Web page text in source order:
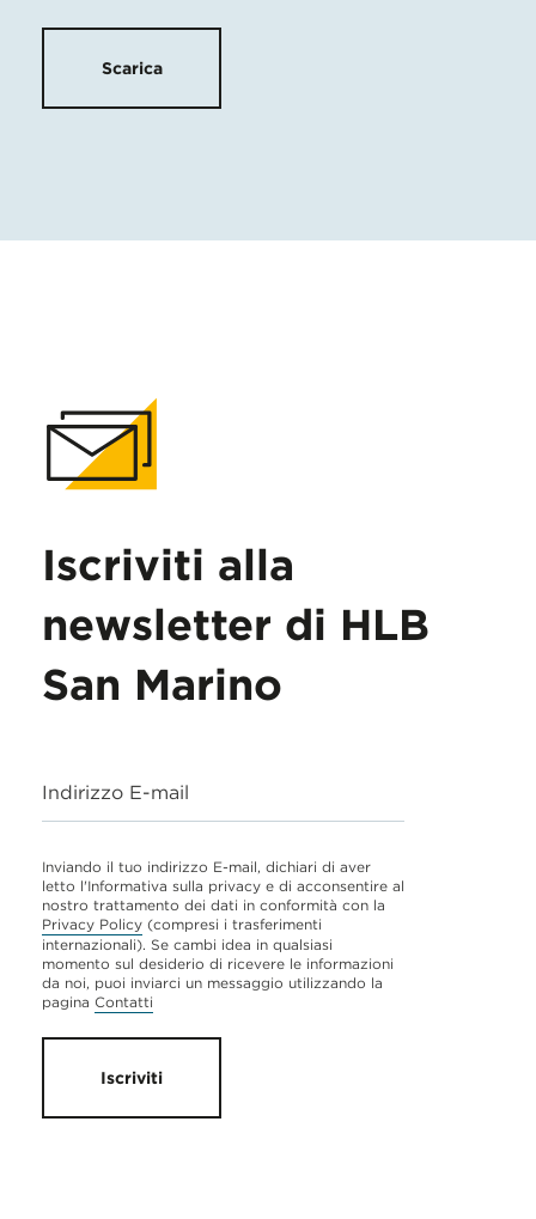
Scarica
Iscriviti alla
newsletter di HLB
San Marino
Indirizzo E-mail
Inviando il tuo indirizzo E-mail, dichiari di aver
letto l'Informativa sulla privacy e di acconsentire al
nostro trattamento dei dati in conformità con la
Privacy Policy (compresi i trasferimenti
internazionali). Se cambi idea in qualsiasi
momento sul desiderio di ricevere le informazioni
da noi, puoi inviarci un messaggio utilizzando la
pagina Contatti
Iscriviti